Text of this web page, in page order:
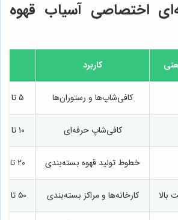
اختصاصی آسیاب قهوه
کاربرد
کافی‌شاپ‌ها و رستوران‌ها ۵ تا ۲۰ کیلوگرم در ساعت
کافی‌شاپ حرفه‌ای ۱۰ تا ۳۰ کیلوگرم در ساعت
خطوط تولید قهوه بسته‌بندی ۲۰ تا ۷۰ کیلوگرم در ساعت
بالا کارخانه‌ها و مراکز بسته‌بندی ۵۰ تا ۱۵۰ کیلوگرم در ساعت